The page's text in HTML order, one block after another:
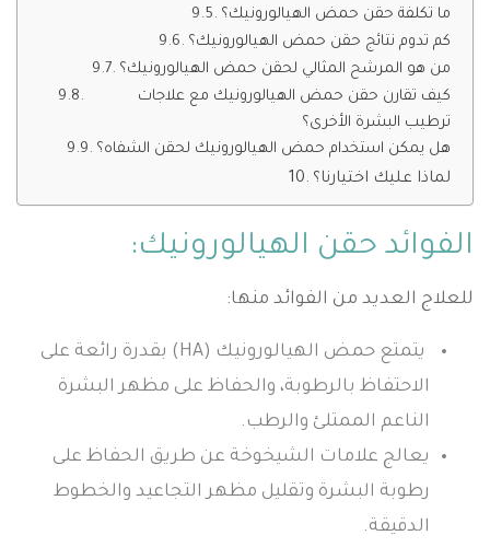
ما تكلفة حقن حمض الهيالورونيك؟
كم تدوم نتائج حقن حمض الهيالورونيك؟
من هو المرشح المثالي لحقن حمض الهيالورونيك؟
كيف تقارن حقن حمض الهيالورونيك مع علاجات
ترطيب البشرة الأخرى؟
هل يمكن استخدام حمض الهيالورونيك لحقن الشفاه؟
لماذا عليك اختيارنا؟
الفوائد حقن الهيالورونيك:
للعلاج العديد من الفوائد منها:
يتمتع حمض الهيالورونيك (HA) بقدرة رائعة على
الاحتفاظ بالرطوبة، والحفاظ على مظهر البشرة
الناعم الممتلئ والرطب.
يعالج علامات الشيخوخة عن طريق الحفاظ على
رطوبة البشرة وتقليل مظهر التجاعيد والخطوط
الدقيقة.